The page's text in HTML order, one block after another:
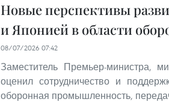
Новые перспективы
и Японией в области
08/07/2026 07:42
Заместитель Премьер-министра,
оценил сотрудничество и
оборонная промышленность,